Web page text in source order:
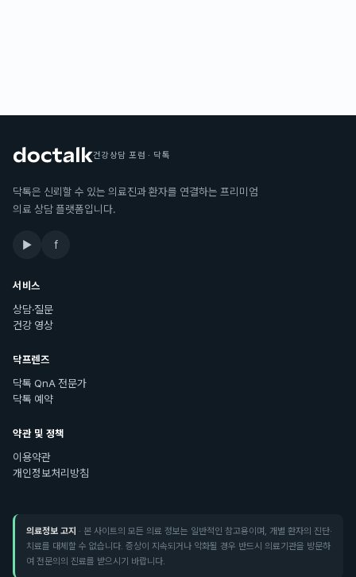
건강상담 포럼 · 닥톡
닥톡은 신뢰할 수 있는 의료진과 환자를 연결하는 프리미엄
의료 상담 플랫폼입니다.
▶ f
서비스
상담·질문
건강 영상
닥프렌즈
닥톡 QnA 전문가
닥톡 예약
약관 및 정책
이용약관
개인정보처리방침
의료정보 고지 · 본 사이트의 모든 의료 정보는 일반적인 참고용이며, 개별 환자의 진단·
치료를 대체할 수 없습니다. 증상이 지속되거나 악화될 경우 반드시 의료기관을 방문하
여 전문의의 진료를 받으시기 바랍니다.